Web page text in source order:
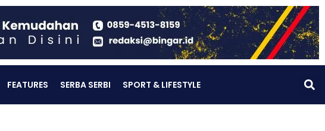
FEATURES SERBA SERBI SPORT & LIFESTYLE